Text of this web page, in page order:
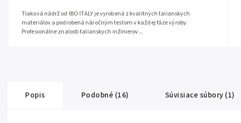
Tlaková nádrž od IBO ITALY je vyrobená z kvalitných talianskych
materiálov a podrobená náročným testom v každej fáze výroby.
Profesionálne znalosti talianskych inžinierov...
Popis Podobné (16) Súvisiace súbory (1)